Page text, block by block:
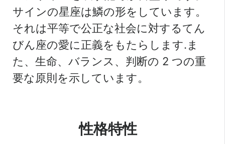
サインの星座は鱗の形をしています。
それは平等で公正な社会に対するてん
びん座の愛に正義をもたらします.ま
た、生命、バランス、判断の 2 つの重
要な原則を示しています。
性格特性